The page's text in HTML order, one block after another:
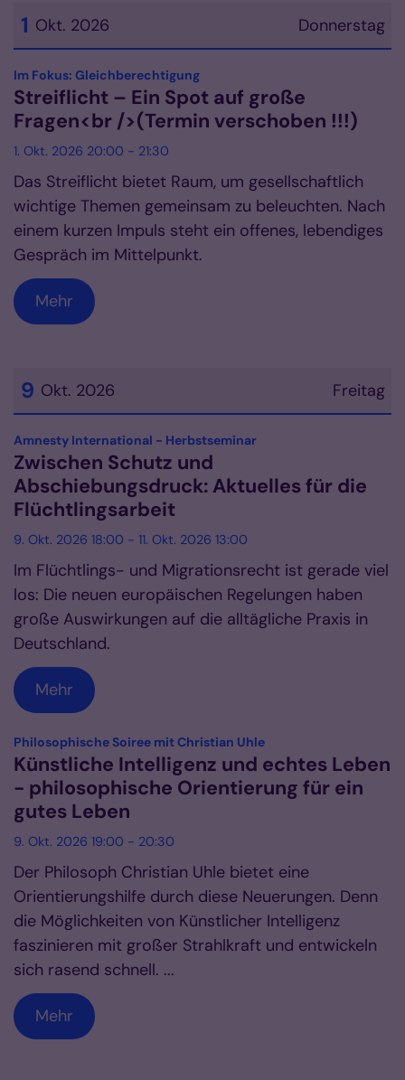
Donnerstag
1 Okt. 2026
Datum: 1. Oktober 2026
Im Fokus: Gleichberechtigung:
Streiflicht – Ein Spot auf große
Fragen<br />(Termin verschoben !!!)
1. Okt. 2026 20:00 - 21:30
Das Streiflicht bietet Raum, um gesellschaftlich
wichtige Themen gemeinsam zu beleuchten. Nach
einem kurzen Impuls steht ein offenes, lebendiges
Gespräch im Mittelpunkt.
Mehr
Freitag
9 Okt. 2026
Datum: 9. Oktober 2026
Amnesty International - Herbstseminar:
Zwischen Schutz und
Abschiebungsdruck: Aktuelles für die
Flüchtlingsarbeit
9. Okt. 2026 18:00 - 11. Okt. 2026 13:00
Im Flüchtlings- und Migrationsrecht ist gerade viel
los: Die neuen europäischen Regelungen haben
große Auswirkungen auf die alltägliche Praxis in
Deutschland.
Mehr
Philosophische Soiree mit Christian Uhle:
Künstliche Intelligenz und echtes Leben
- philosophische Orientierung für ein
gutes Leben
9. Okt. 2026 19:00 - 20:30
Der Philosoph Christian Uhle bietet eine
Orientierungshilfe durch diese Neuerungen. Denn
die Möglichkeiten von Künstlicher Intelligenz
faszinieren mit großer Strahlkraft und entwickeln
sich rasend schnell. ...
Mehr